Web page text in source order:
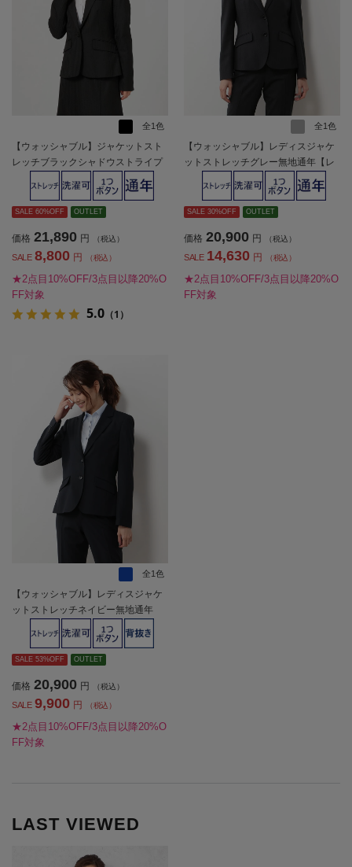
全1色
【ウォッシャブル】ジャケットスト
レッチブラックシャドウストライプ
SALE 60%OFF OUTLET
価格 21,890 円 （税込）
SALE 8,800 円 （税込）
★2点目10%OFF/3点目以降20%O
FF対象
5.0 （1）
全1色
【ウォッシャブル】レディスジャケ
ットストレッチグレー無地通年【レ
SALE 30%OFF OUTLET
価格 20,900 円 （税込）
SALE 14,630 円 （税込）
★2点目10%OFF/3点目以降20%O
FF対象
全1色
【ウォッシャブル】レディスジャケ
ットストレッチネイビー無地通年
SALE 53%OFF OUTLET
価格 20,900 円 （税込）
SALE 9,900 円 （税込）
★2点目10%OFF/3点目以降20%O
FF対象
LAST VIEWED